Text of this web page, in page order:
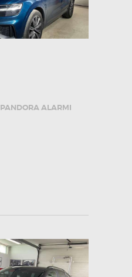
PANDORA ALARMI